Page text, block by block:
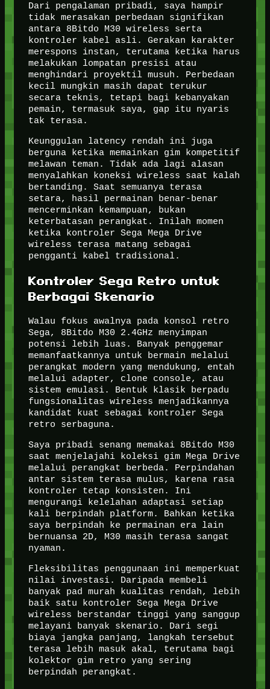
Dari pengalaman pribadi, saya hampir
tidak merasakan perbedaan signifikan
antara 8Bitdo M30 wireless serta
kontroler kabel asli. Gerakan karakter
merespons instan, terutama ketika harus
melakukan lompatan presisi atau
menghindari proyektil musuh. Perbedaan
kecil mungkin masih dapat terukur
secara teknis, tetapi bagi kebanyakan
pemain, termasuk saya, gap itu nyaris
tak terasa.
Keunggulan latency rendah ini juga
berguna ketika memainkan gim kompetitif
melawan teman. Tidak ada lagi alasan
menyalahkan koneksi wireless saat kalah
bertanding. Saat semuanya terasa
setara, hasil permainan benar-benar
mencerminkan kemampuan, bukan
keterbatasan perangkat. Inilah momen
ketika kontroler Sega Mega Drive
wireless terasa matang sebagai
pengganti kabel tradisional.
Kontroler Sega Retro untuk
Berbagai Skenario
Walau fokus awalnya pada konsol retro
Sega, 8Bitdo M30 2.4GHz menyimpan
potensi lebih luas. Banyak penggemar
memanfaatkannya untuk bermain melalui
perangkat modern yang mendukung, entah
melalui adapter, clone console, atau
sistem emulasi. Bentuk klasik berpadu
fungsionalitas wireless menjadikannya
kandidat kuat sebagai kontroler Sega
retro serbaguna.
Saya pribadi senang memakai 8Bitdo M30
saat menjelajahi koleksi gim Mega Drive
melalui perangkat berbeda. Perpindahan
antar sistem terasa mulus, karena rasa
kontroler tetap konsisten. Ini
mengurangi kelelahan adaptasi setiap
kali berpindah platform. Bahkan ketika
saya berpindah ke permainan era lain
bernuansa 2D, M30 masih terasa sangat
nyaman.
Fleksibilitas penggunaan ini memperkuat
nilai investasi. Daripada membeli
banyak pad murah kualitas rendah, lebih
baik satu kontroler Sega Mega Drive
wireless berstandar tinggi yang sanggup
melayani banyak skenario. Dari segi
biaya jangka panjang, langkah tersebut
terasa lebih masuk akal, terutama bagi
kolektor gim retro yang sering
berpindah perangkat.